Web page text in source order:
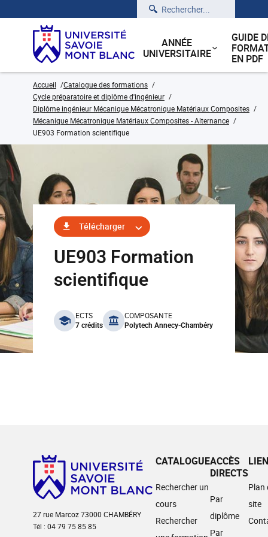
Rechercher
ANNÉE
UNIVERSITAIRE
GUIDE
EN PDF
Accueil
Catalogue des formations
Cycle préparatoire et diplôme d'ingénieur
Diplôme ingénieur Mécanique Mécatronique Matériaux Composites
Mécanique Mécatronique Matériaux Composites - Alternance
UE903 Formation scientifique
Télécharger
UE903 Formation
scientifique
benefits
ECTS
7 crédits
COMPOSANTE
Polytech Annecy-Chambéry
27 rue Marcoz 73000 CHAMBÉRY
Tél : 04 79 75 85 85
CATALOGUE
Rechercher un
cours
Rechercher
ACCÈS
DIRECTS
Par
diplôme
Par
Plan
site